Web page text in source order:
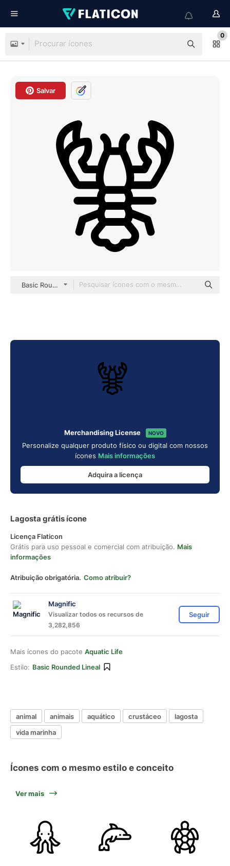
0
Salvar
Basic Rounded Lineal
Merchandising License NOVO
Personalize qualquer produto físico ou digital com nossos
ícones Mais informações
Adquira a licença
Lagosta grátis ícone
Licença Flaticon
Grátis para uso pessoal e comercial com atribuição. Mais
informações
Atribuição obrigatória. Como atribuir?
Magnific
Visualizar todos os recursos de
3,282,856
Seguir
Mais ícones do pacote Aquatic Life
Estilo: Basic Rounded Lineal
animal animais aquático crustáceo
lagosta
vida marinha
Ícones com o mesmo estilo e conceito
Ver mais